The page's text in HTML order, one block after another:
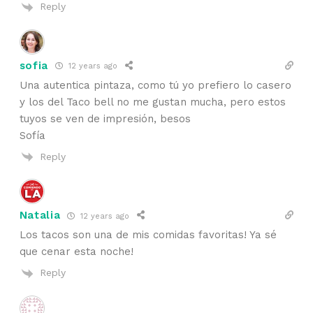
Reply
sofia 12 years ago
Una autentica pintaza, como tú yo prefiero lo casero
y los del Taco bell no me gustan mucha, pero estos
tuyos se ven de impresión, besos
Sofía
Reply
Natalia 12 years ago
Los tacos son una de mis comidas favoritas! Ya sé
que cenar esta noche!
Reply